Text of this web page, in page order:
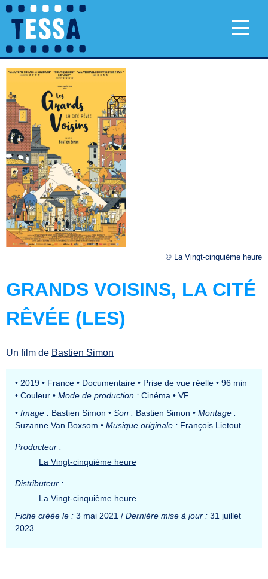
© La Vingt-cinquième heure
GRANDS VOISINS, LA CITÉ
RÊVÉE (LES)
Un film de Bastien Simon
• 2019 • France • Documentaire • Prise de vue réelle • 96 min
• Couleur • Mode de production : Cinéma • VF
• Image : Bastien Simon • Son : Bastien Simon • Montage :
Suzanne Van Boxsom • Musique originale : François Lietout
Producteur :
La Vingt-cinquième heure
Distributeur :
La Vingt-cinquième heure
Fiche créée le : 3 mai 2021 / Dernière mise à jour : 31 juillet
2023